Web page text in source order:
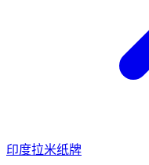
印度拉米纸牌